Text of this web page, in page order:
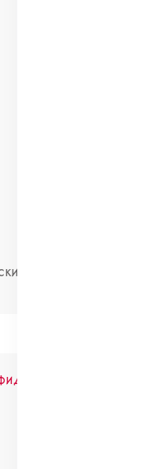
на первый